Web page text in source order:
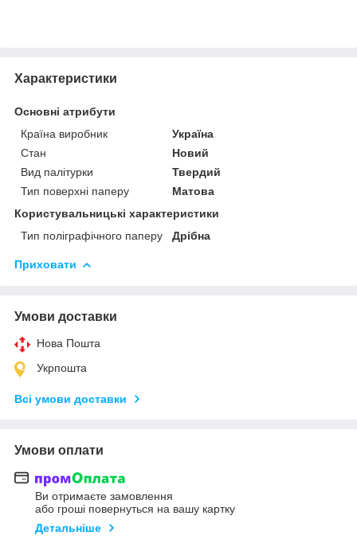
Характеристики
Основні атрибути
Країна виробник
Україна
Стан
Новий
Вид палітурки
Твердий
Тип поверхні паперу
Матова
Користувальницькі характеристики
Тип поліграфічного паперу
Дрібна
Приховати
Умови доставки
Нова Пошта
Укрпошта
Всі умови доставки
Умови оплати
Ви отримаєте замовлення
або гроші повернуться на вашу картку
Детальніше